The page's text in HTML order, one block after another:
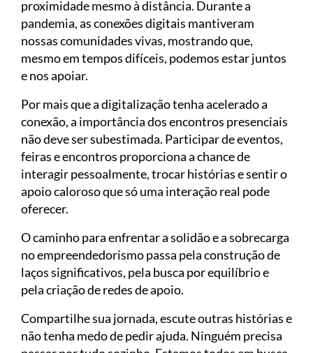
proximidade mesmo à distância. Durante a
pandemia, as conexões digitais mantiveram
nossas comunidades vivas, mostrando que,
mesmo em tempos difíceis, podemos estar juntos
e nos apoiar.
Por mais que a digitalização tenha acelerado a
conexão, a importância dos encontros presenciais
não deve ser subestimada. Participar de eventos,
feiras e encontros proporciona a chance de
interagir pessoalmente, trocar histórias e sentir o
apoio caloroso que só uma interação real pode
oferecer.
O caminho para enfrentar a solidão e a sobrecarga
no empreendedorismo passa pela construção de
laços significativos, pela busca por equilíbrio e
pela criação de redes de apoio.
Compartilhe sua jornada, escute outras histórias e
não tenha medo de pedir ajuda. Ninguém precisa